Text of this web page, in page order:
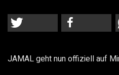
JAMAL geht nun offiziell auf